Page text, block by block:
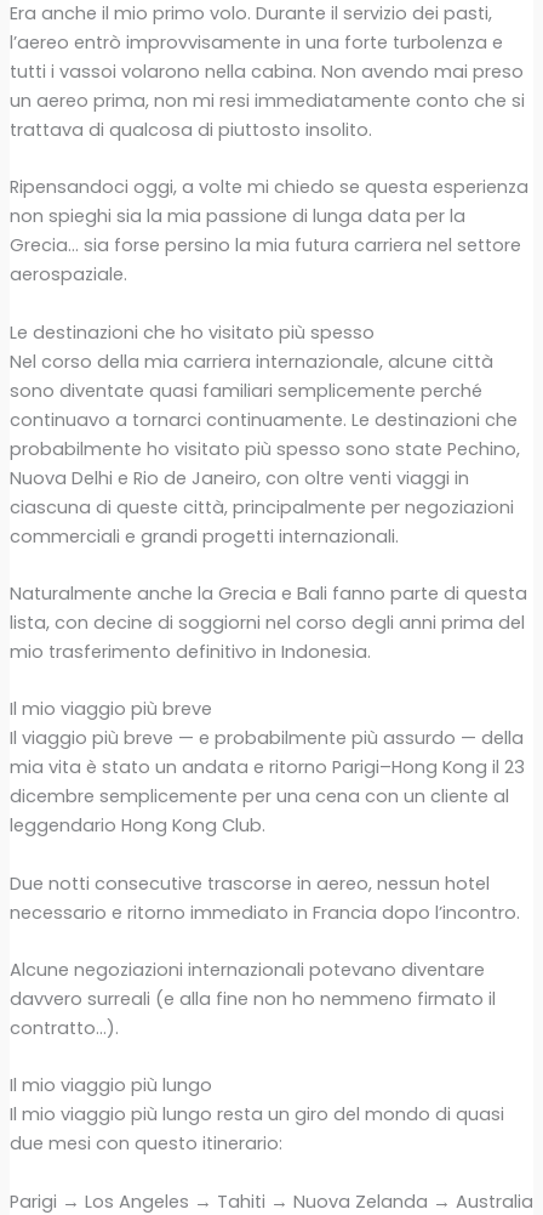
Era anche il mio primo volo. Durante il servizio dei pasti,
l’aereo entrò improvvisamente in una forte turbolenza e
tutti i vassoi volarono nella cabina. Non avendo mai preso
un aereo prima, non mi resi immediatamente conto che si
trattava di qualcosa di piuttosto insolito.
Ripensandoci oggi, a volte mi chiedo se questa esperienza
non spieghi sia la mia passione di lunga data per la
Grecia… sia forse persino la mia futura carriera nel settore
aerospaziale.
Le destinazioni che ho visitato più spesso
Nel corso della mia carriera internazionale, alcune città
sono diventate quasi familiari semplicemente perché
continuavo a tornarci continuamente. Le destinazioni che
probabilmente ho visitato più spesso sono state Pechino,
Nuova Delhi e Rio de Janeiro, con oltre venti viaggi in
ciascuna di queste città, principalmente per negoziazioni
commerciali e grandi progetti internazionali.
Naturalmente anche la Grecia e Bali fanno parte di questa
lista, con decine di soggiorni nel corso degli anni prima del
mio trasferimento definitivo in Indonesia.
Il mio viaggio più breve
Il viaggio più breve — e probabilmente più assurdo — della
mia vita è stato un andata e ritorno Parigi–Hong Kong il 23
dicembre semplicemente per una cena con un cliente al
leggendario Hong Kong Club.
Due notti consecutive trascorse in aereo, nessun hotel
necessario e ritorno immediato in Francia dopo l’incontro.
Alcune negoziazioni internazionali potevano diventare
davvero surreali (e alla fine non ho nemmeno firmato il
contratto…).
Il mio viaggio più lungo
Il mio viaggio più lungo resta un giro del mondo di quasi
due mesi con questo itinerario:
Parigi → Los Angeles → Tahiti → Nuova Zelanda → Australia